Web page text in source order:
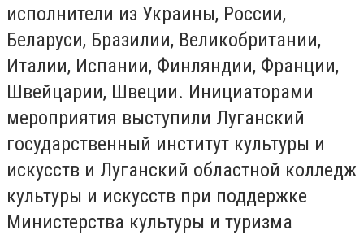
исполнители из Украины, России,
Беларуси, Бразилии, Великобритании,
Италии, Испании, Финляндии, Франции,
Швейцарии, Швеции. Инициаторами
мероприятия выступили Луганский
государственный институт культуры и
искусств и Луганский областной колледж
культуры и искусств при поддержке
Министерства культуры и туризма